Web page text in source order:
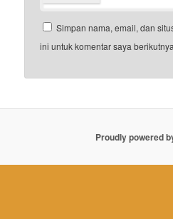
Simpan nama, email, dan
ini untuk komentar saya
Proudly powered